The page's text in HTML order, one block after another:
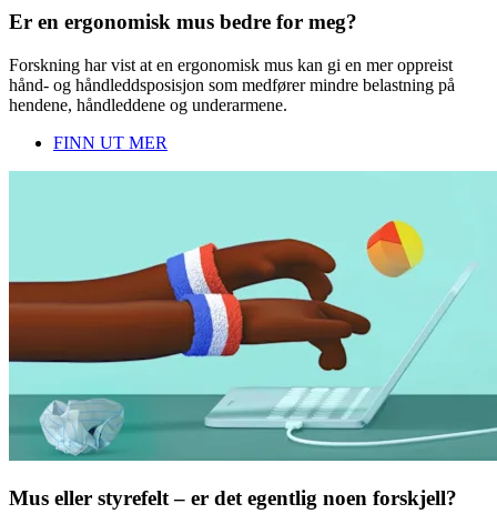
Er en ergonomisk mus bedre for meg?
Forskning har vist at en ergonomisk mus kan gi en mer oppreist
hånd- og håndleddsposisjon som medfører mindre belastning på
hendene, håndleddene og underarmene.
FINN UT MER
Mus eller styrefelt – er det egentlig noen forskjell?